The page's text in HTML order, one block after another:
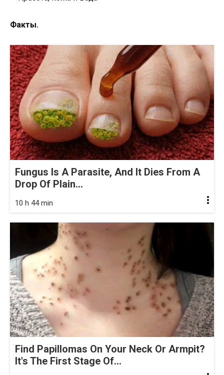
Факты.
Fungus Is A Parasite, And It Dies From A
Drop Of Plain...
10 h 44 min
Find Papillomas On Your Neck Or Armpit?
It's The First Stage Of...